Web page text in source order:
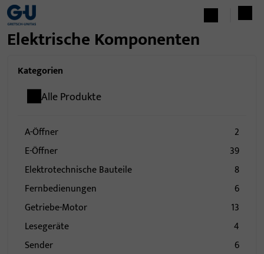
Elektrische Komponenten
Kategorien
Alle Produkte
A-Öffner
2
E-Öffner
39
Elektrotechnische Bauteile
8
Fernbedienungen
6
Getriebe-Motor
13
Lesegeräte
4
Sender
6